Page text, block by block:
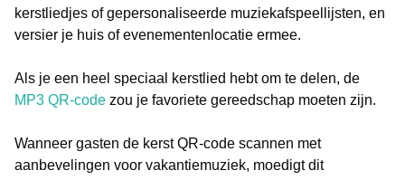
kerstliedjes of gepersonaliseerde muziekafspeellijsten, en
versier je huis of evenementenlocatie ermee.
Als je een heel speciaal kerstlied hebt om te delen, de
MP3 QR-code zou je favoriete gereedschap moeten zijn.
Wanneer gasten de kerst QR-code scannen met
aanbevelingen voor vakantiemuziek, moedigt dit